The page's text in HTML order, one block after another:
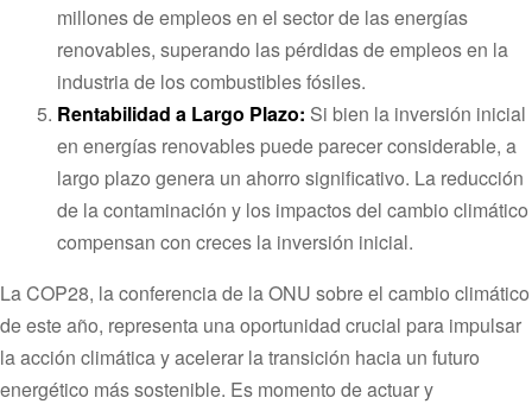
millones de empleos en el sector de las energías
renovables, superando las pérdidas de empleos en la
industria de los combustibles fósiles.
Rentabilidad a Largo Plazo: Si bien la inversión inicial
en energías renovables puede parecer considerable, a
largo plazo genera un ahorro significativo. La reducción
de la contaminación y los impactos del cambio climático
compensan con creces la inversión inicial.
La COP28, la conferencia de la ONU sobre el cambio climático
de este año, representa una oportunidad crucial para impulsar
la acción climática y acelerar la transición hacia un futuro
energético más sostenible. Es momento de actuar y